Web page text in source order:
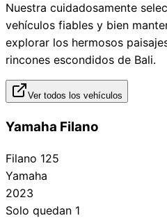
Nuestra cuidadosamente
vehículos fiables y bien
explorar los hermosos
rincones escondidos de Bali.
Ver todos los vehículos
Yamaha Filano
Filano 125
Yamaha
2023
Solo quedan 1